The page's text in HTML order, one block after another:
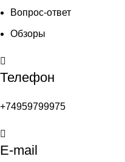
Вопрос-ответ
Обзоры
Телефон
+74959799975
E-mail